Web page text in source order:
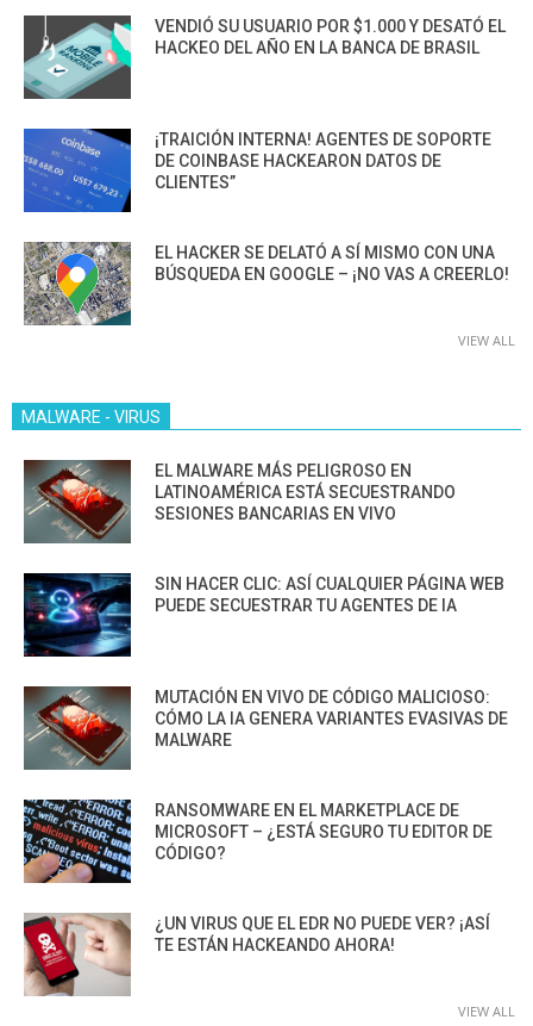
VENDIÓ SU USUARIO POR $1.000 Y DESATÓ EL
HACKEO DEL AÑO EN LA BANCA DE BRASIL
¡TRAICIÓN INTERNA! AGENTES DE SOPORTE
DE COINBASE HACKEARON DATOS DE
CLIENTES”
EL HACKER SE DELATÓ A SÍ MISMO CON UNA
BÚSQUEDA EN GOOGLE – ¡NO VAS A CREERLO!
VIEW ALL
MALWARE - VIRUS
EL MALWARE MÁS PELIGROSO EN
LATINOAMÉRICA ESTÁ SECUESTRANDO
SESIONES BANCARIAS EN VIVO
SIN HACER CLIC: ASÍ CUALQUIER PÁGINA WEB
PUEDE SECUESTRAR TU AGENTES DE IA
MUTACIÓN EN VIVO DE CÓDIGO MALICIOSO:
CÓMO LA IA GENERA VARIANTES EVASIVAS DE
MALWARE
RANSOMWARE EN EL MARKETPLACE DE
MICROSOFT – ¿ESTÁ SEGURO TU EDITOR DE
CÓDIGO?
¿UN VIRUS QUE EL EDR NO PUEDE VER? ¡ASÍ
TE ESTÁN HACKEANDO AHORA!
VIEW ALL